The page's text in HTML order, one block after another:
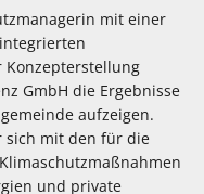
mit einer
Konzepterstellung
GmbH die Ergebnisse
aufzeigen.
sich mit den für die
und private